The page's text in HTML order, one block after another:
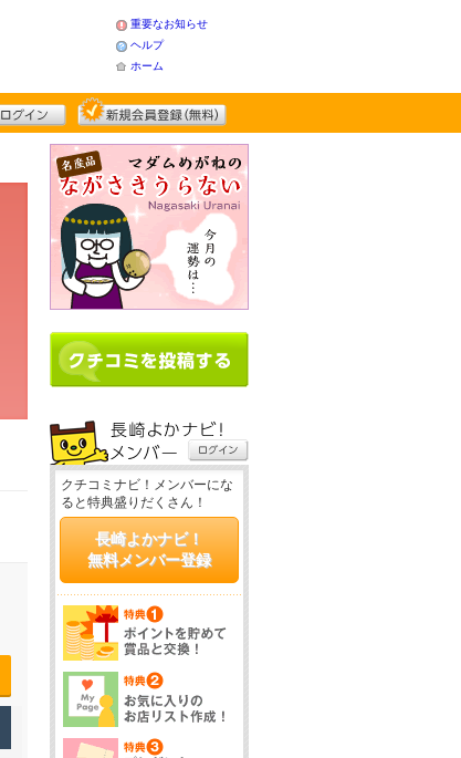
重要なお知らせ
ヘルプ
ホーム
クチコミナビ！メンバーにな
ると特典盛りだくさん！
長崎よかナビ！
無料メンバー登録